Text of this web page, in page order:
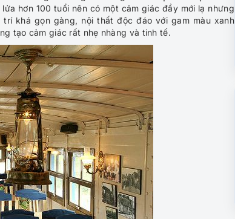
hơn 100 tuổi nên có một cảm giác đầy mới lạ nhưng
khá gọn gàng, nội thất độc đáo với gam màu xanh
tạo cảm giác rất nhẹ nhàng và tinh tế.